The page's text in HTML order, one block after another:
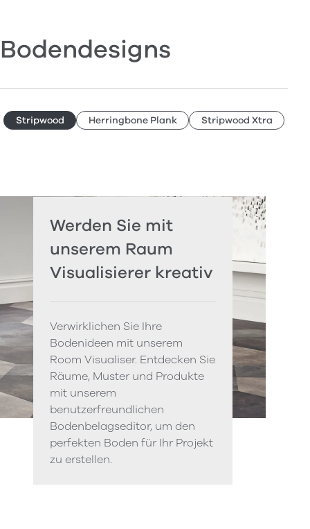
Bodendesigns
Stripwood Herringbone Plank Stripwood Xtra
Werden Sie mit
unserem Raum
Visualisierer kreativ
Verwirklichen Sie Ihre
Bodenideen mit unserem
Room Visualiser. Entdecken Sie
Räume, Muster und Produkte
mit unserem
benutzerfreundlichen
Bodenbelagseditor, um den
perfekten Boden für Ihr Projekt
zu erstellen.